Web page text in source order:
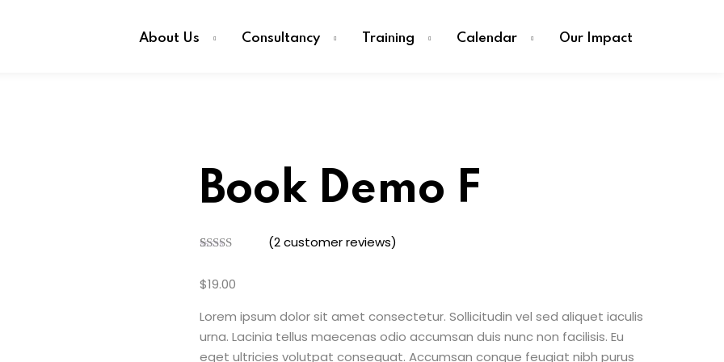
About Us Consultancy Training Calendar Our Impact
Book Demo F
of 5
ratings
(2customer reviews)
$19.00
Lorem ipsum dolor sit amet consectetur. Sollicitudin vel sed aliquet iaculis
urna. Lacinia tellus maecenas odio accumsan duis nunc non facilisis. Eu
eget ultricies volutpat consequat. Accumsan congue feugiat nibh purus